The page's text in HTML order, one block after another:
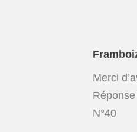
Merci
N°40